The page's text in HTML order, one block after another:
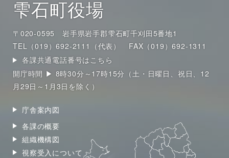
雫石町役場
〒020-0595 岩手県岩手郡雫石町千刈田5番地1
TEL（019）692-2111（代表）
FAX（019）692-1311
各課共通電話番号はこちら
開庁時間 ▶ 8時30分～17時15分（土・日曜日、祝日、12
月29日～1月3日を除く）
庁舎案内図
各課の概要
組織機構図
視察受入について